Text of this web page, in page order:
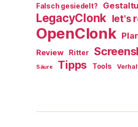
Falsch gesiedelt?
LegacyClonk let's
OpenClonk
Review Ritter
Säure Tipps Tools